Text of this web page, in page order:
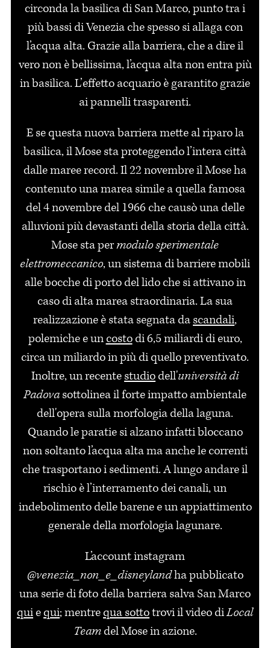
circonda la basilica di San Marco, punto tra i
più bassi di Venezia che spesso si allaga con
l’acqua alta. Grazie alla barriera, che a dire il
vero non è bellissima, l’acqua alta non entra più
in basilica. L’effetto acquario è garantito grazie
ai pannelli trasparenti.
E se questa nuova barriera mette al riparo la
basilica, il Mose sta proteggendo l’intera città
dalle maree record. Il 22 novembre il Mose ha
contenuto una marea simile a quella famosa
del 4 novembre del 1966 che causò una delle
alluvioni più devastanti della storia della città.
Mose sta permodulo sperimentale
elettromeccanico, un sistema di barriere mobili
alle bocche di porto del lido che si attivano in
caso di alta marea straordinaria. La sua
realizzazione è stata segnata dascandali,
polemiche e uncostodi 6,5 miliardi di euro,
circa un miliardo in più di quello preventivato.
Inoltre, un recentestudiodell'università di
Padovasottolinea il forte impatto ambientale
dell'opera sulla morfologia della laguna.
Quando le paratie si alzano infatti bloccano
non soltanto l’acqua alta ma anche le correnti
che trasportano i sedimenti. A lungo andare il
rischio è l’interramento dei canali, un
indebolimento delle barene e un appiattimento
generale della morfologia lagunare.
L’account instagram
@venezia_non_e_disneylandha pubblicato
una serie di fotodella barriera salva San Marco
quiequi; mentrequa sottotroviil video diLocal
Teamdel Mose in azione.